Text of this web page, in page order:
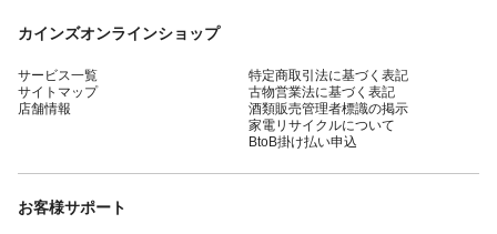
カインズオンラインショップ
サービス一覧
サイトマップ
店舗情報
特定商取引法に基づく表記
古物営業法に基づく表記
酒類販売管理者標識の掲示
家電リサイクルについて
BtoB掛け払い申込
お客様サポート